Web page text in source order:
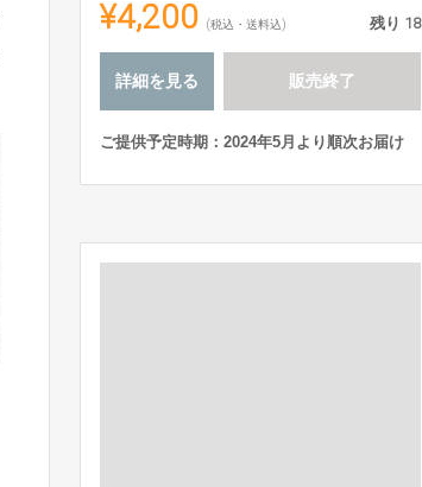
¥4,200 (税込・送料込) 残り 18
詳細を見る 販売終了
ご提供予定時期：2024年5月より順次お届け